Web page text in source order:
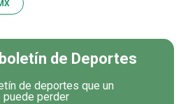
de Deportes
de deportes que un
puede perder